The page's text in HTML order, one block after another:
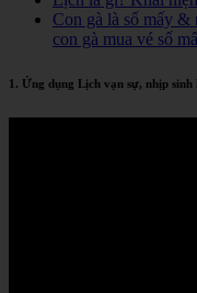
Con gà là số mấy &
con gà mua vé số
1. Ứng dụng Lịch vạn sự, nhịp